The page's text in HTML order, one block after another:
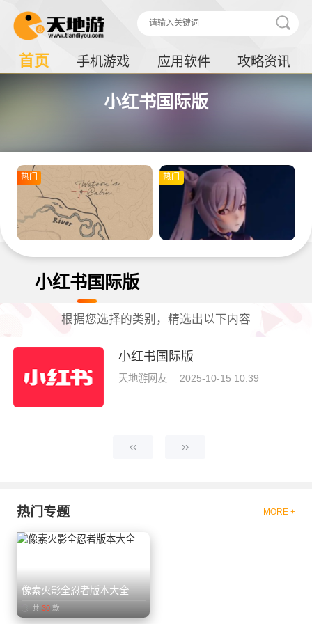
首页 手机游戏 应用软件 攻略资讯
小红书国际版
热门 热门
小红书国际版
根据您选择的类别，精选出以下内容
小红书国际版
天地游网友 2025-10-15 10:39
‹‹ ››
热门专题 MORE +
像素火影全忍者版本大全
共 30 款